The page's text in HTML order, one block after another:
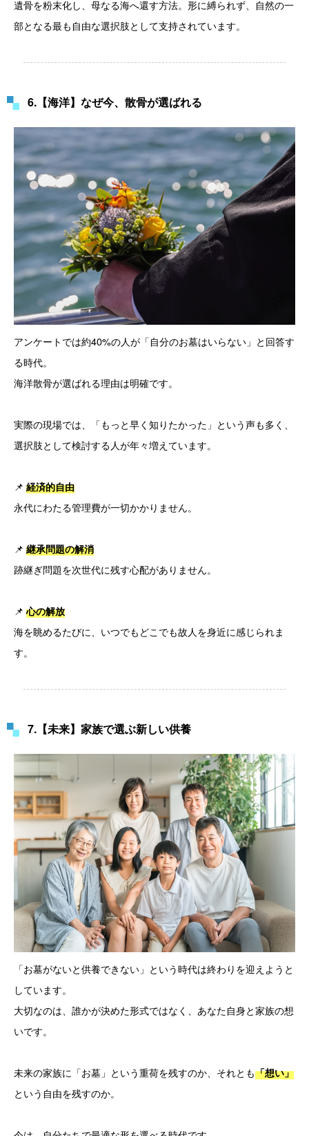
遺骨を粉末化し、母なる海へ還す方法。形に縛られず、自然の一
部となる最も自由な選択肢として支持されています。
6.【海洋】なぜ今、散骨が選ばれる
アンケートでは約40%の人が「自分のお墓はいらない」と回答す
る時代。
海洋散骨が選ばれる理由は明確です。
実際の現場では、「もっと早く知りたかった」という声も多く、
選択肢として検討する人が年々増えています。
📌 経済的自由
永代にわたる管理費が一切かかりません。
📌 継承問題の解消
跡継ぎ問題を次世代に残す心配がありません。
📌 心の解放
海を眺めるたびに、いつでもどこでも故人を身近に感じられま
す。
7.【未来】家族で選ぶ新しい供養
「お墓がないと供養できない」という時代は終わりを迎えようと
しています。
大切なのは、誰かが決めた形式ではなく、あなた自身と家族の想
いです。
未来の家族に「お墓」という重荷を残すのか、それとも「想い」
という自由を残すのか。